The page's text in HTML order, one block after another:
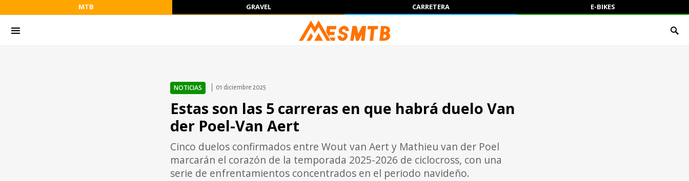
MTB GRAVEL CARRETERA E-BIKES
NOTICIAS 01 diciembre 2025
Estas son las 5 carreras en que habrá duelo Van
der Poel-Van Aert
Cinco duelos confirmados entre Wout van Aert y Mathieu van der Poel
marcarán el corazón de la temporada 2025-2026 de ciclocross, con una
serie de enfrentamientos concentrados en el periodo navideño.